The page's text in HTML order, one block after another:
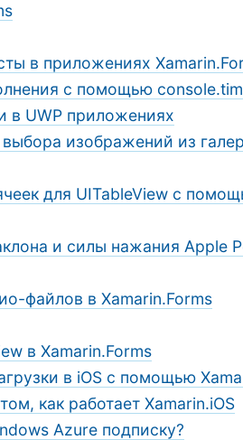
в приложениях
с помощью
в UWP приложениях
изображений из
для UITableView с
и силы нажания Apple
файлов в Xamarin.Forms
в Xamarin.Forms
в iOS c помощью
как работает Xamarin.iOS
Azure подписку?